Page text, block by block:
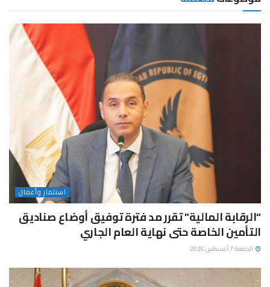
استثمار وأعمال
“الرقابة المالية” تقرر مد فترة توفيق أوضاع صناديق
التأمين الخاصة حتى نهاية العام الجاري
الجمعة 7 أغسطس 2026